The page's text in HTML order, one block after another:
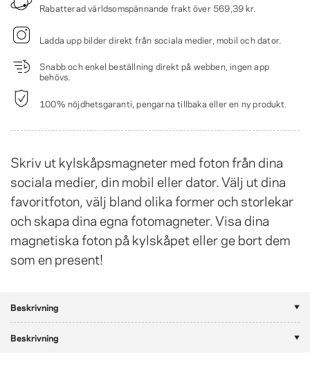
Skriv ut kylskåpsmagneter med foton från dina
sociala medier, din mobil eller dator. Välj ut dina
favoritfoton, välj bland olika former och storlekar
och skapa dina egna fotomagneter. Visa dina
magnetiska foton på kylskåpet eller ge bort dem
som en present!
Rabatterad världsomspännande frakt över 569,39 kr.
Ladda upp bilder direkt från sociala medier, mobil och dator.
Snabb och enkel beställning direkt på webben, ingen app
behövs.
100% nöjdhetsgaranti, pengarna tillbaka eller en ny produkt.
Beskrivning
Beskrivning